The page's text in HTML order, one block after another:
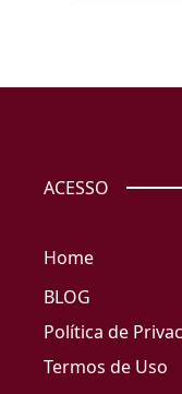
ACESSO
Home
BLOG
Política de
Termos de Uso